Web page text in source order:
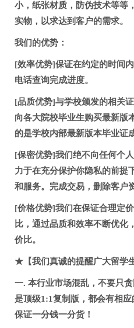
小，纸张材质，防伪技术等等
实物，以求达到客户的需求。
我们的优势：
[效率优势]保证在约定的时间
电话查询完成进度。
[品质优势]与学校颁发的相关
向各大院校毕业生购买最新版
的是学校内部最新版本毕业证
[保密优势]我们绝不向任何个
力于在充分保护你隐私的前提
和服务。完成交易，删除客户
[价格优势]我们在保证合理定
比，通过品质和效率不断优化
价比。
★【我们真诚的提醒广大留
一. 本行业市场混乱，不要只
是顶级1:1复制版，都会有相
保证一分钱一分货！